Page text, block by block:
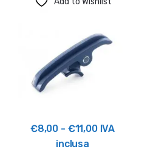
€8,00 - €11,00Fascia
IVA
inclusa